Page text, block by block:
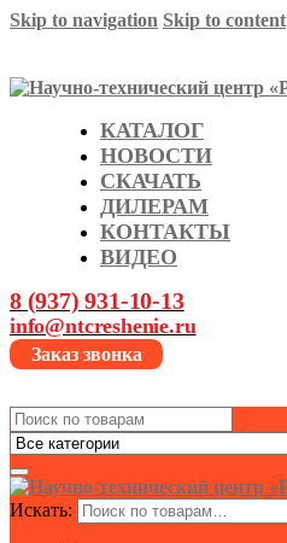
Skip to navigation Skip to content
КАТАЛОГ
НОВОСТИ
СКАЧАТЬ
ДИЛЕРАМ
КОНТАКТЫ
ВИДЕО
8 (937) 931-10-13
info@ntcreshenie.ru
Заказ звонка
Search
for:
Искать: